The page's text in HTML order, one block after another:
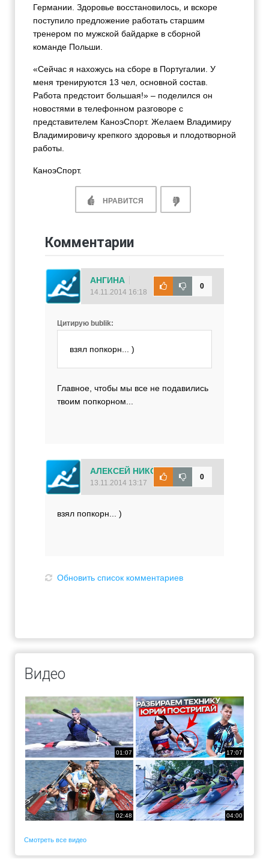
Германии. Здоровье восстановилось, и вскоре
поступило предложение работать старшим
тренером по мужской байдарке в сборной
команде Польши.
«Сейчас я нахожусь на сборе в Португалии. У
меня тренируются 13 чел, основной состав.
Работа предстоит большая!» – поделился он
новостями в телефонном разговоре с
представителем КаноэСпорт. Желаем Владимиру
Владимировичу крепкого здоровья и плодотворной
работы.
КаноэСпорт.
НРАВИТСЯ
Комментарии
0
АНГИНА
14.11.2014 16:18
Цитирую bublik:
взял попкорн... )
Главное, чтобы мы все не подавились
твоим попкорном...
0
АЛЕКСЕЙ НИКОЛАЕВИЧ
13.11.2014 13:17
взял попкорн... )
Обновить список комментариев
Видео
01:07 17:07
02:48 04:00
Смотреть все видео